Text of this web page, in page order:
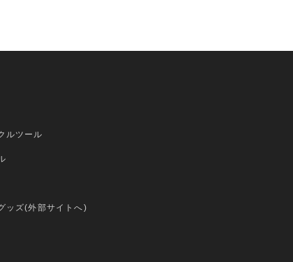
ルツール
ッズ(外部サイトへ)